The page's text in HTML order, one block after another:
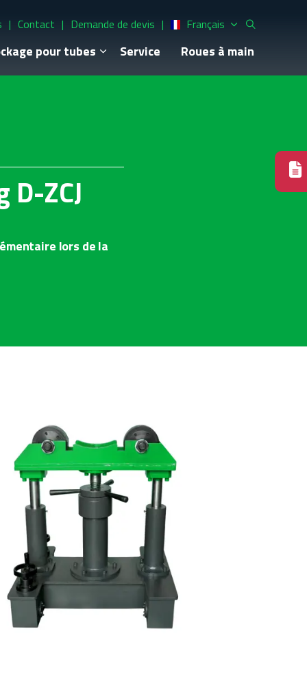
pour tubes Service Roues à main
Contact Demande de devis Français
ZCJ
lors de la